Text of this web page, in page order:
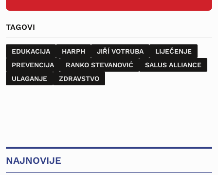
TAGOVI
EDUKACIJA HARPH JIŘÍ VOTRUBA
LIJEČENJE
PREVENCIJA
RANKO STEVANOVIĆ
SALUS ALLIANCE
ULAGANJE
ZDRAVSTVO
NAJNOVIJE